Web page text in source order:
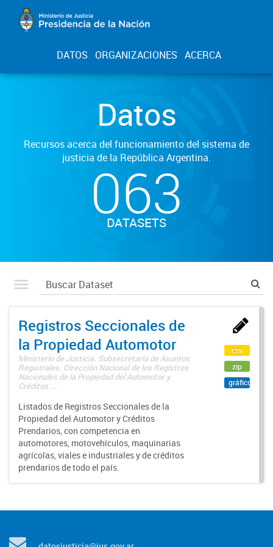
DATOS ORGANIZACIONES ACERCA
Datos
Recursos acerca del funcionamiento del sistema de
justicia de la República Argentina.
063
DATASETS
Registros Seccionales de
la Propiedad Automotor
Ministerio de Justicia. Subsecretaría de Asuntos
Registrales. Dirección Nacional de los Registros
Nacionales de la Propiedad del Automotor y
Créditos ...
Listados de Registros Seccionales de la
Propiedad del Automotor y Créditos
Prendarios, con competencia en
automotores, motovehículos, maquinarias
agrícolas, viales e industriales y de créditos
prendarios de todo el país.
csv
zip
gráfico